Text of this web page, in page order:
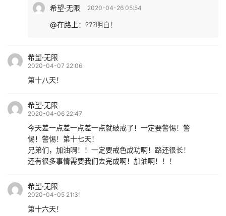
希望·无限 2020-04-26 05:54
@在路上： ???明白！
希望·无限
2020-04-07 22:06
第十八天！
希望·无限
2020-04-06 22:47
今天差一点差一点差一点就破戒了！一定要警惕！警
惕！警惕！第十七天！
兄弟们，加油啊！！一定要戒色成功啊！路还很长！
还有很多事情需要我们去完成啊！加油啊！！！
希望·无限
2020-04-05 21:31
第十六天！